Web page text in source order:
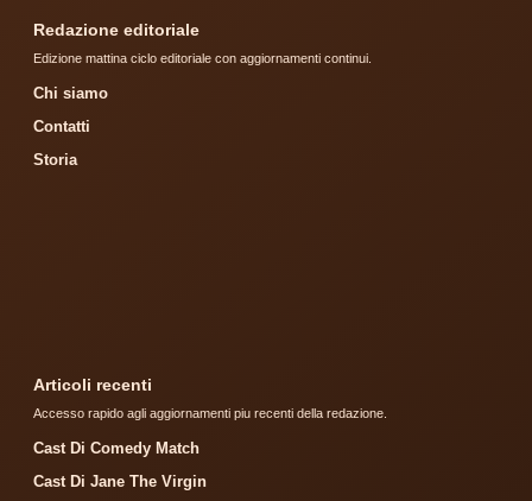
Redazione editoriale
Edizione mattina ciclo editoriale con aggiornamenti continui.
Chi siamo
Contatti
Storia
Articoli recenti
Accesso rapido agli aggiornamenti piu recenti della redazione.
Cast Di Comedy Match
Cast Di Jane The Virgin